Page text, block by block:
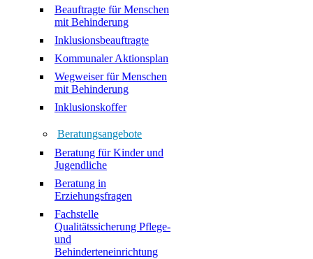
Beauftragte für Menschen
mit Behinderung
Inklusionsbeauftragte
Kommunaler Aktionsplan
Wegweiser für Menschen
mit Behinderung
Inklusionskoffer
Beratungsangebote
Beratung für Kinder und
Jugendliche
Beratung in
Erziehungsfragen
Fachstelle
Qualitätssicherung Pflege-
und
Behinderteneinrichtung